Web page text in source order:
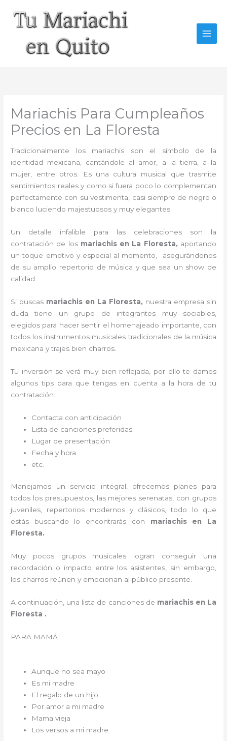
contenido
Mariachis Para Cumpleaños
Precios en La Floresta
Tradicionalmente los mariachis son el símbolo de la
identidad mexicana, cantándole al amor, a la tierra, a la
mujer, entre otros. Es una cultura musical que trasmite
sentimientos reales y como si fuera poco lo complementan
perfectamente con su vestimenta, casi siempre de negro o
blanco luciendo majestuosos y muy elegantes.
Un detalle infalible para las celebraciones son la
contratación de losmariachis en La Floresta, aportando
un toque emotivo y especial al momento, asegurándonos
de su amplio repertorio de música y que sea un show de
calidad.
Si buscas mariachis en La Floresta, nuestra empresa sin
duda tiene un grupo de integrantes muy sociables,
elegidos para hacer sentir el homenajeado importante, con
todos los instrumentos musicales tradicionales de la música
mexicana y trajes bien charros.
Tu inversión se verá muy bien reflejada, por ello te damos
algunos tips para que tengas en cuenta a la hora de tu
contratación:
Contacta con anticipación
Lista de canciones preferidas
Lugar de presentación
Fecha y hora
etc.
Manejamos un servicio integral, ofrecemos planes para
todos los presupuestos, las mejores serenatas, con grupos
juveniles, repertorios modernos y clásicos, todo lo que
estás buscando lo encontrarás con mariachis en La
Floresta.
Muy pocos grupos musicales logran conseguir una
recordación o impacto entre los asistentes, sin embargo,
los charros reúnen y emocionan al público presente.
A continuación, una lista de canciones de mariachis en La
Floresta .
PARA MAMÁ
Aunque no sea mayo
Es mi madre
El regalo de un hijo
Por amor a mi madre
Mama vieja
Los versos a mi madre